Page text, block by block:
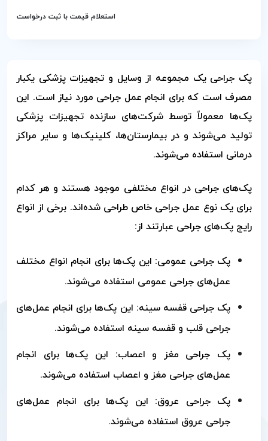
استعلام قیمت با ثبت درخواست
پک جراحی یک مجموعه از وسایل و تجهیزات پزشکی یکبار
مصرف است که برای انجام عمل جراحی مورد نیاز است. این
پک‌ها معمولاً توسط شرکت‌های سازنده تجهیزات پزشکی
تولید می‌شوند و در بیمارستان‌ها، کلینیک‌ها و سایر مراکز
درمانی استفاده می‌شوند.
پک‌های جراحی در انواع مختلفی موجود هستند و هر کدام
برای یک نوع عمل جراحی خاص طراحی شده‌اند. برخی از انواع
رایج پک‌های جراحی عبارتند از:
پک جراحی عمومی: این پک‌ها برای انجام انواع مختلف
عمل‌های جراحی عمومی استفاده می‌شوند.
پک جراحی قفسه سینه: این پک‌ها برای انجام عمل‌های
جراحی قلب و قفسه سینه استفاده می‌شوند.
پک جراحی مغز و اعصاب: این پک‌ها برای انجام
عمل‌های جراحی مغز و اعصاب استفاده می‌شوند.
پک جراحی عروق: این پک‌ها برای انجام عمل‌های
جراحی عروق استفاده می‌شوند.